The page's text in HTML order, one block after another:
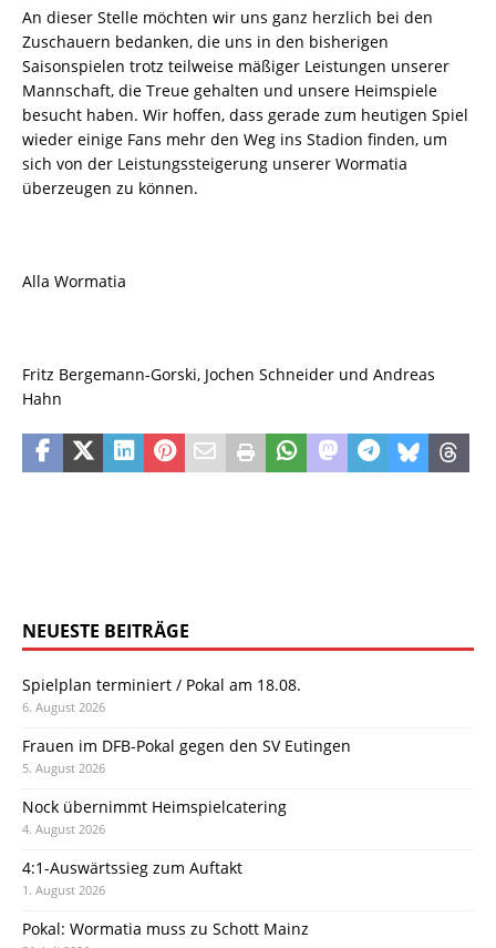
An dieser Stelle möchten wir uns ganz herzlich bei den
Zuschauern bedanken, die uns in den bisherigen
Saisonspielen trotz teilweise mäßiger Leistungen unserer
Mannschaft, die Treue gehalten und unsere Heimspiele
besucht haben. Wir hoffen, dass gerade zum heutigen Spiel
wieder einige Fans mehr den Weg ins Stadion finden, um
sich von der Leistungssteigerung unserer Wormatia
überzeugen zu können.
Alla Wormatia
Fritz Bergemann-Gorski, Jochen Schneider und Andreas
Hahn
NEUESTE BEITRÄGE
Spielplan terminiert / Pokal am 18.08.
6. August 2026
Frauen im DFB-Pokal gegen den SV Eutingen
5. August 2026
Nock übernimmt Heimspielcatering
4. August 2026
4:1-Auswärtssieg zum Auftakt
1. August 2026
Pokal: Wormatia muss zu Schott Mainz